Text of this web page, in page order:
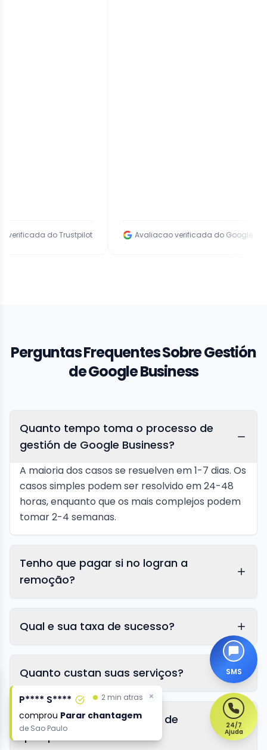
Trustpilot Avaliacao verificada do Google
Perguntas Frequentes Sobre Gestión
de Google Business
Quanto tempo toma o processo de
gestión de Google Business?
A maioria dos casos se resuelven em 1-7 dias. Os
casos simples podem ser resolvido em 24-48
horas, enquanto que os mais complejos podem
tomar 2-4 semanas.
Tenho que pagar si no logran a
remoção?
Qual e sua taxa de sucesso?
Quanto custan suas serviços?
Podem remover conteúdo de
P**** S**** 2 min atras
comprou Parar chantagem
de Sao Paulo
×
P**** S**** 2 min atras
comprou Parar chantagem
de Sao Paulo
×
24/7
Ajuda
SMS